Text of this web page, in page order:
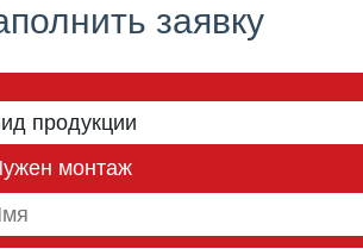
заявку
монтаж